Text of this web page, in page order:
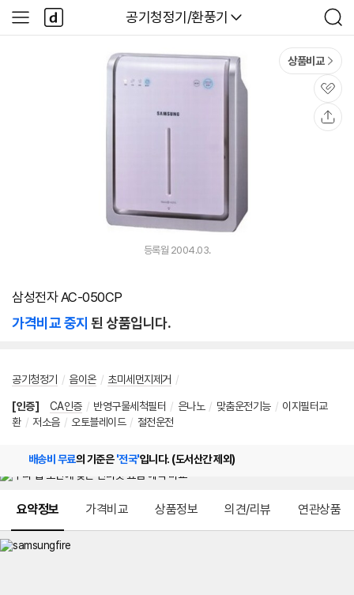
다나와
공기청정기/환풍기
검
색
사
이
다
나
와
상품비교
관
심
등록월 2004.03.
삼성전자 AC-050CP
가격비교 중지 된 상품입니다.
공기청정기 / 음이온 / 초미세먼지제거 /
[인증] CA인증 / 반영구물세척필터 / 은나노 / 맞춤운전기능 / 이지필터교
환 / 저소음 / 오토블레이드 / 절전운전
배송비 무료의 기준은'전국'입니다. (도서산간 제외)
요약정보 가격비교 상품정보 의견/리뷰 연관상품